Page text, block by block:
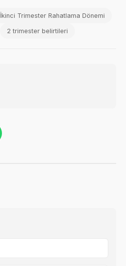
İkinci Trimester Rahatlama Dönemi
2 trimester belirtileri